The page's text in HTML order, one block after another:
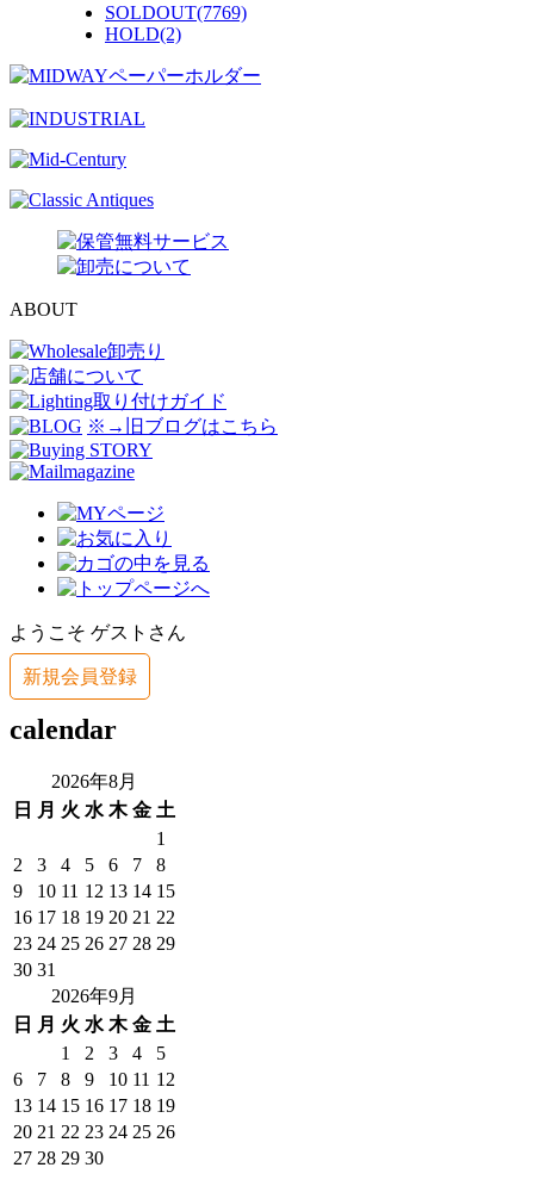
SOLDOUT(7769)
HOLD(2)
ABOUT
※→旧ブログはこちら
ようこそ ゲストさん
新規会員登録
calendar
2026年8月
日
月 火 水 木 金 土
1
2
3 4 5 6 7
8
9
10 11 12 13 14 15
16 17 18 19 20 21 22
23 24 25 26 27 28 29
30 31
2026年9月
日
月 火 水 木 金 土
1
2 3 4
5
6
7 8 9 10 11 12
13 14 15 16 17 18 19
20 21 22 23 24 25 26
27 28 29 30